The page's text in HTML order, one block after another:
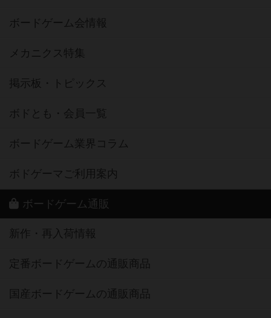
ボードゲーム会情報
メカニクス特集
掲示板・トピックス
ボドとも・会員一覧
ボードゲーム業界コラム
ボドゲーマご利用案内
ボードゲーム通販
新作・再入荷情報
定番ボードゲームの通販商品
国産ボードゲームの通販商品